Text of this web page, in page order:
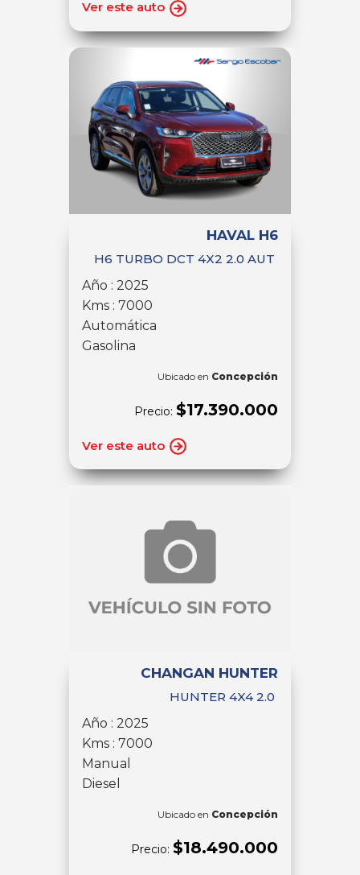
Ver este auto
HAVAL H6
H6 TURBO DCT 4X2 2.0 AUT
Año : 2025
Kms : 7000
Automática
Gasolina
Ubicado en Concepción
Precio: $17.390.000
Ver este auto
CHANGAN HUNTER
HUNTER 4X4 2.0
Año : 2025
Kms : 7000
Manual
Diesel
Ubicado en Concepción
Precio: $18.490.000